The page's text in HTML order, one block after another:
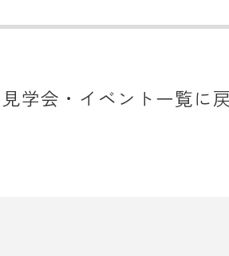
】もしくは【@sadh.jp】
見学会・イベント一覧に